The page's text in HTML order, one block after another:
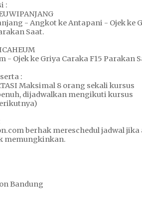
:
- Angkot ke Antapani - Ojek ke
Saat.
- Ojek ke Griya Caraka F15 Parakan
:
Maksimal 8 orang sekali kursus
dijadwalkan mengikuti kursus
berhak mereschedul jadwal jika
memungkinkan.
Bandung